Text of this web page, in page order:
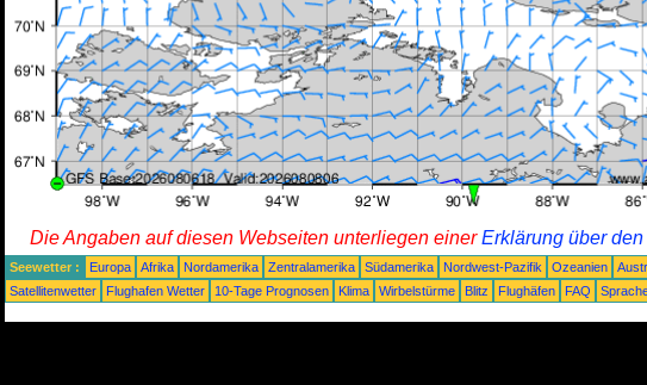
Die Angaben auf diesen Webseiten unterliegen einerErklärung über
Seewetter : Europa Afrika Nordamerika Zentralamerika Südamerika Nordwest-Pazifik Ozeanien
Satellitenwetter
Flughafen Wetter 10-Tage Prognosen Klima Wirbelstürme Blitz Flughäfen FAQ